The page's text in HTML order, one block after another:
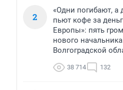
2
«Одни погибают, а
пьют кофе за
Европы»: пять
нового
Волгоградской
38 714 132